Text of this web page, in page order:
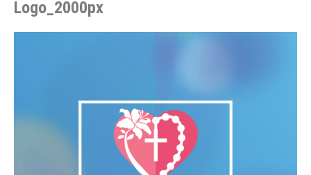
Logo_2000px